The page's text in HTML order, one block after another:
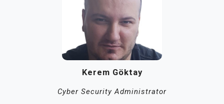
Kerem Göktay
Cyber Security Administrator